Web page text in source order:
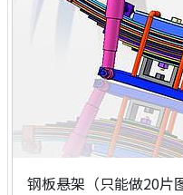
钢板悬架（只能做20片